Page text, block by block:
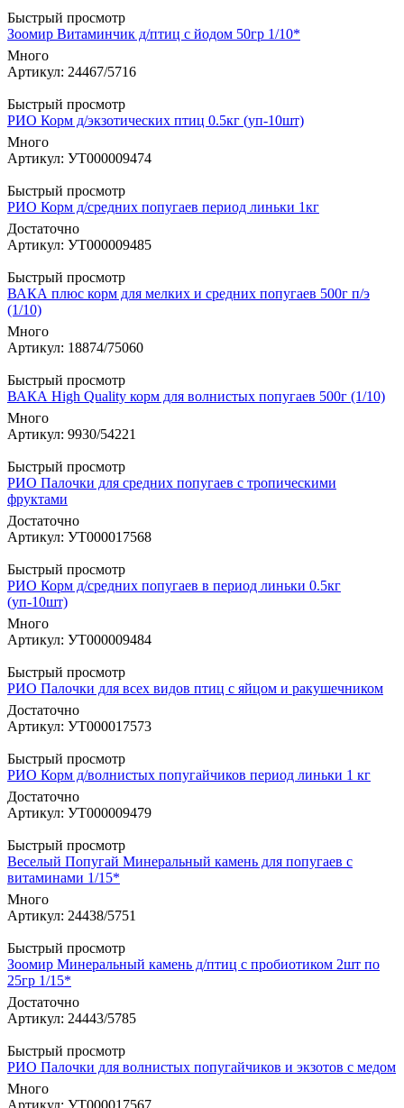
Быстрый просмотр
Зоомир Витаминчик д/птиц с йодом 50гр 1/10*
Много
Артикул: 24467/5716
Быстрый просмотр
РИО Корм д/экзотических птиц 0.5кг (уп-10шт)
Много
Артикул: УТ000009474
Быстрый просмотр
РИО Корм д/средних попугаев период линьки 1кг
Достаточно
Артикул: УТ000009485
Быстрый просмотр
ВАКА плюс корм для мелких и средних попугаев 500г п/э
(1/10)
Много
Артикул: 18874/75060
Быстрый просмотр
ВАКА High Quality корм для волнистых попугаев 500г (1/10)
Много
Артикул: 9930/54221
Быстрый просмотр
РИО Палочки для средних попугаев с тропическими
фруктами
Достаточно
Артикул: УТ000017568
Быстрый просмотр
РИО Корм д/средних попугаев в период линьки 0.5кг
(уп-10шт)
Много
Артикул: УТ000009484
Быстрый просмотр
РИО Палочки для всех видов птиц с яйцом и ракушечником
Достаточно
Артикул: УТ000017573
Быстрый просмотр
РИО Корм д/волнистых попугайчиков период линьки 1 кг
Достаточно
Артикул: УТ000009479
Быстрый просмотр
Веселый Попугай Минеральный камень для попугаев с
витаминами 1/15*
Много
Артикул: 24438/5751
Быстрый просмотр
Зоомир Минеральный камень д/птиц с пробиотиком 2шт по
25гр 1/15*
Достаточно
Артикул: 24443/5785
Быстрый просмотр
РИО Палочки для волнистых попугайчиков и экзотов с медом
Много
Артикул: УТ000017567